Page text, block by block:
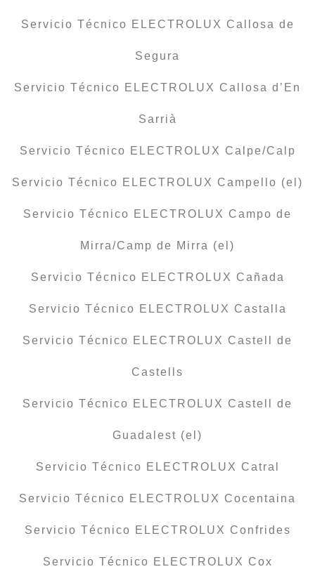
Servicio Técnico ELECTROLUX Callosa de
Segura
Servicio Técnico ELECTROLUX Callosa d’En
Sarrià
Servicio Técnico ELECTROLUX Calpe/Calp
Servicio Técnico ELECTROLUX Campello (el)
Servicio Técnico ELECTROLUX Campo de
Mirra/Camp de Mirra (el)
Servicio Técnico ELECTROLUX Cañada
Servicio Técnico ELECTROLUX Castalla
Servicio Técnico ELECTROLUX Castell de
Castells
Servicio Técnico ELECTROLUX Castell de
Guadalest (el)
Servicio Técnico ELECTROLUX Catral
Servicio Técnico ELECTROLUX Cocentaina
Servicio Técnico ELECTROLUX Confrides
Servicio Técnico ELECTROLUX Cox